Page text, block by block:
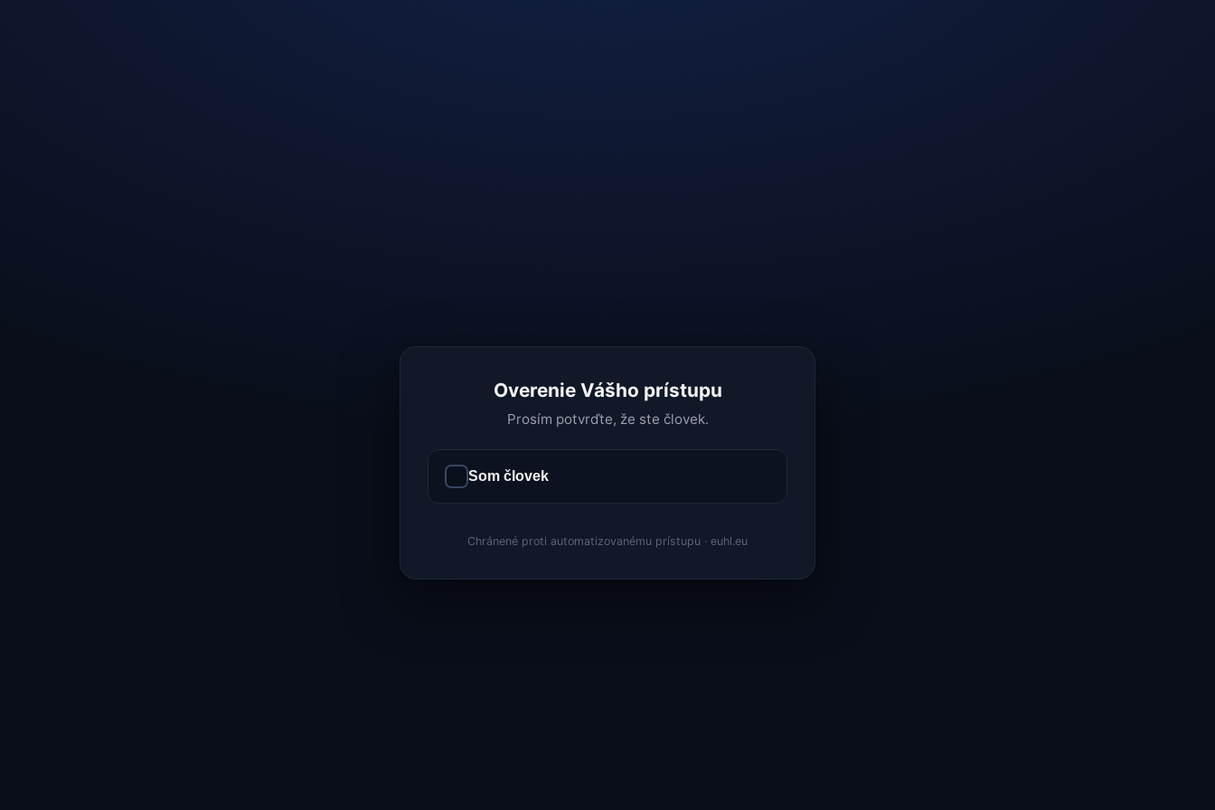
Overenie Vášho prístupu
Prosím potvrďte, že ste človek.
Som človek
Chránené proti automatizovanému prístupu · euhl.eu